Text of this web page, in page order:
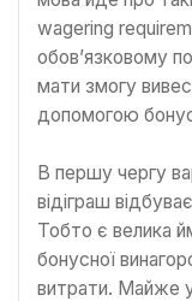
wagering
обов’язковому
мати змогу
допомогою
В першу чергу
відіграш
Тобто є велика
бонусної
витрати. Майже